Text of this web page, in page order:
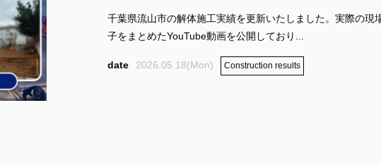
千葉県流山市の解体施工実績を更新いたしました。実際の現
子をまとめたYouTube動画を公開しており...
2026.05.18(Mon) Construction results